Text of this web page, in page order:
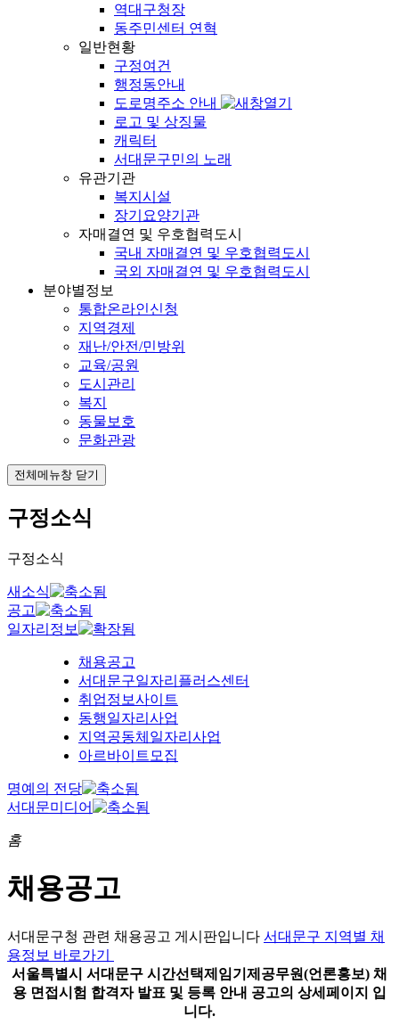
역대구청장
동주민센터 연혁
일반현황
구정여건
행정동안내
도로명주소 안내
로고 및 상징물
캐릭터
서대문구민의 노래
유관기관
복지시설
장기요양기관
자매결연 및 우호협력도시
국내 자매결연 및 우호협력도시
국외 자매결연 및 우호협력도시
분야별정보
통합온라인신청
지역경제
재난/안전/민방위
교육/공원
도시관리
복지
동물보호
문화관광
전체메뉴창 닫기
구정소식
구정소식
새소식
공고
일자리정보
채용공고
서대문구일자리플러스센터
취업정보사이트
동행일자리사업
지역공동체일자리사업
아르바이트모집
명예의 전당
서대문미디어
홈
채용공고
서대문구청 관련 채용공고 게시판입니다 서대문구 지역별 채
용정보 바로가기
서울특별시 서대문구 시간선택제임기제공무원(언론홍보) 채
용 면접시험 합격자 발표 및 등록 안내 공고의 상세페이지 입
니다.